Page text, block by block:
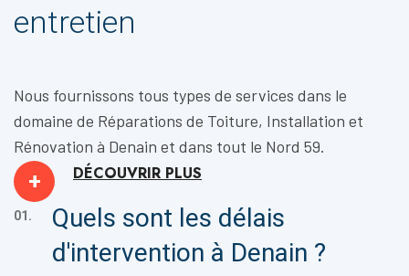
entretien
Nous fournissons tous types de services dans le
domaine de Réparations de Toiture, Installation et
Rénovation à Denain et dans tout le Nord 59.
+ DÉCOUVRIR PLUS
01.
Quels sont les délais
d'intervention à Denain ?